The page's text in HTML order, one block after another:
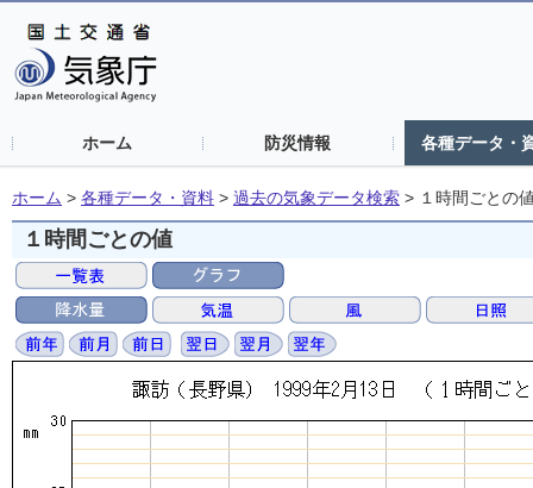
ホーム 防災情報 各種データ・
ホーム > 各種データ・資料 > 過去の気象データ検索 > １時間ごとの
１時間ごとの値